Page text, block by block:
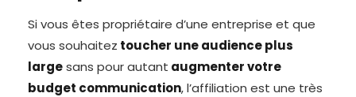
Si vous êtes propriétaire d’une entreprise et que
vous souhaitez toucher une audience plus
largesans pour autant augmenter votre
budget communication, l’affiliation est une très